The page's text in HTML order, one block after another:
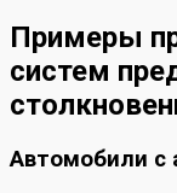
Примеры
систем
Автомобили с